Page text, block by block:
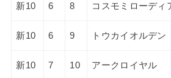
新10 6 8 コスモミローディ
新10 6 9 トウカイオルデン
新10 7 10 アークロイヤル